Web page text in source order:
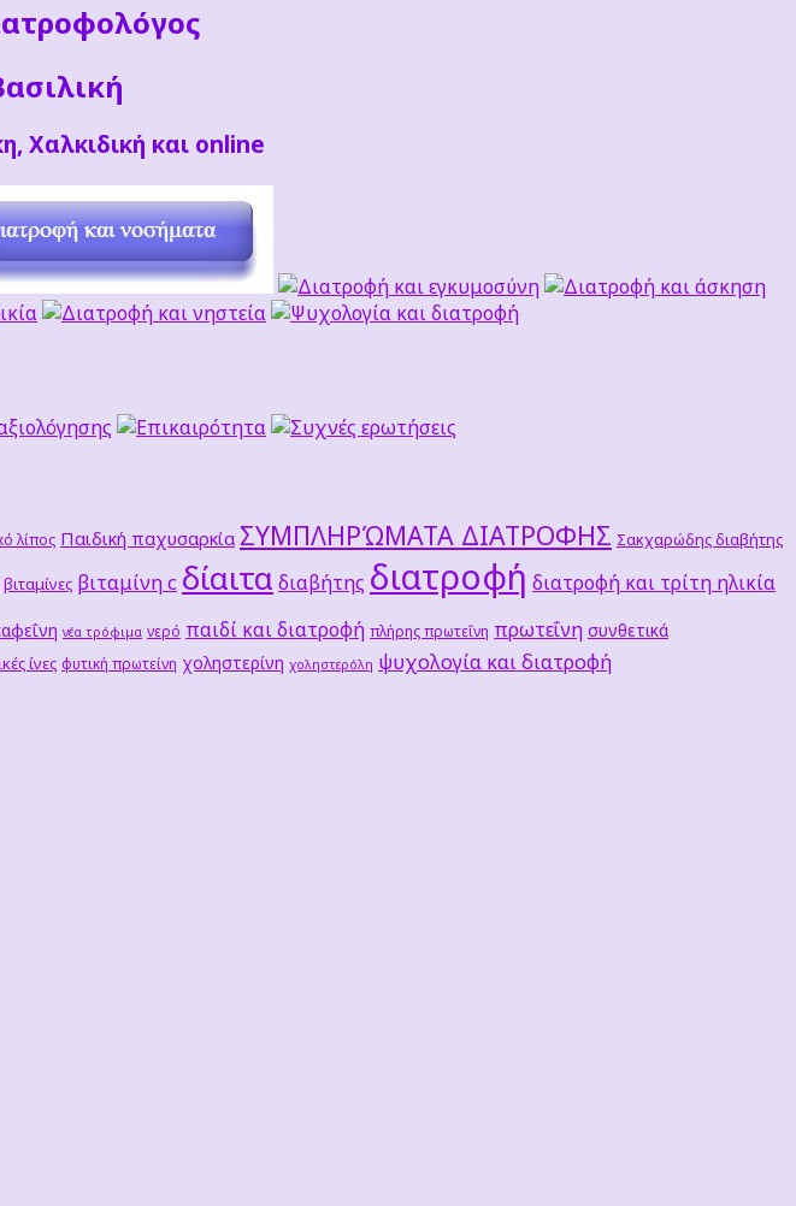
Χαλκιδική και online
λίπος Παιδική παχυσαρκία ΣΥΜΠΛΗΡΏΜΑΤΑ ΔΙΑΤΡΟΦΗΣ Σακχαρώδης διαβήτης
βιταμίνες βιταμίνη c δίαιτα διαβήτης διατροφή διατροφή και τρίτη ηλικία
νέα τρόφιμα νερό παιδί και διατροφή πλήρης πρωτεΐνη πρωτεΐνη συνθετικά
ίνες φυτική πρωτείνη χοληστερίνη χοληστερόλη ψυχολογία και διατροφή